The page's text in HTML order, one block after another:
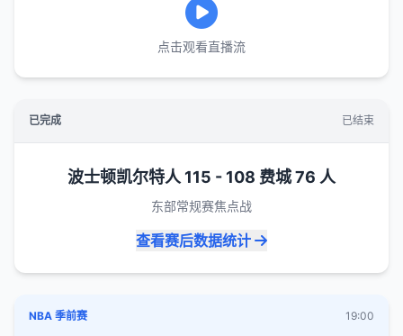
点击观看直播流
已完成 已结束
波士顿凯尔特人 115 - 108 费城 76 人
东部常规赛焦点战
查看赛后数据统计
NBA 季前赛 19:00